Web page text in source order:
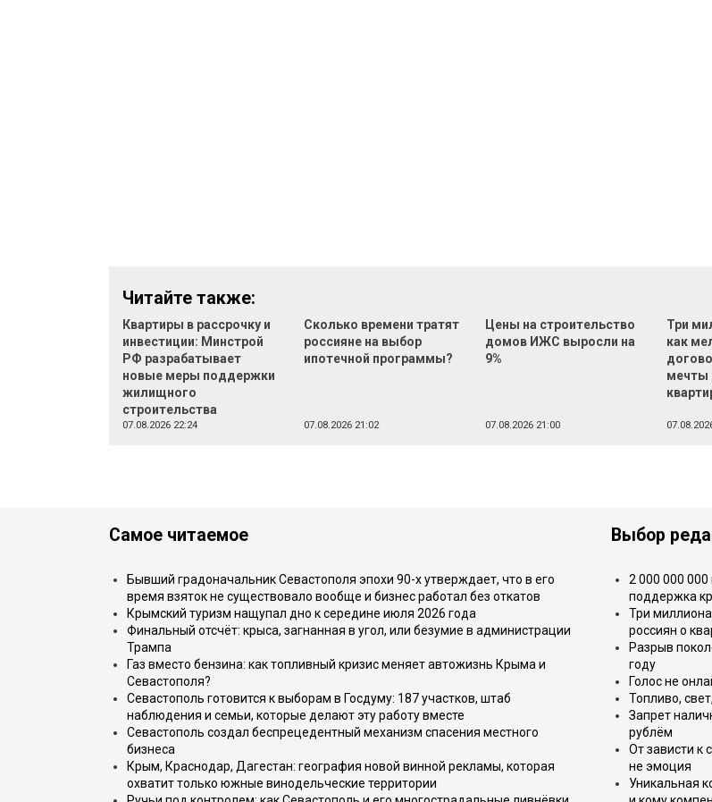
Читайте также:
Квартиры в рассрочку и
инвестиции: Минстрой
РФ разрабатывает
новые меры поддержки
жилищного
строительства
07.08.2026 22:24
Сколько времени тратят
россияне на выбор
ипотечной программы?
07.08.2026 21:02
Цены на строительство
домов ИЖС выросли на
9%
07.08.2026 21:00
Три
как
мечты
Самое читаемое
Бывший градоначальник Севастополя эпохи 90-х утверждает, что в его
время взяток не существовало вообще и бизнес работал без откатов
Крымский туризм нащупал дно к середине июля 2026 года
Финальный отсчёт: крыса, загнанная в угол, или безумие в администрации
Трампа
Газ вместо бензина: как топливный кризис меняет автожизнь Крыма и
Севастополя?
Севастополь готовится к выборам в Госдуму: 187 участков, штаб
наблюдения и семьи, которые делают эту работу вместе
Севастополь создал беспрецедентный механизм спасения местного
бизнеса
Крым, Краснодар, Дагестан: география новой винной рекламы, которая
охватит только южные винодельческие территории
Выбор
2 000 000
поддержка
Три
россиян о
Разрыв
году
Голос не
Топливо,
Запрет
рублём
От зависти к
не эмоция
Уникальная